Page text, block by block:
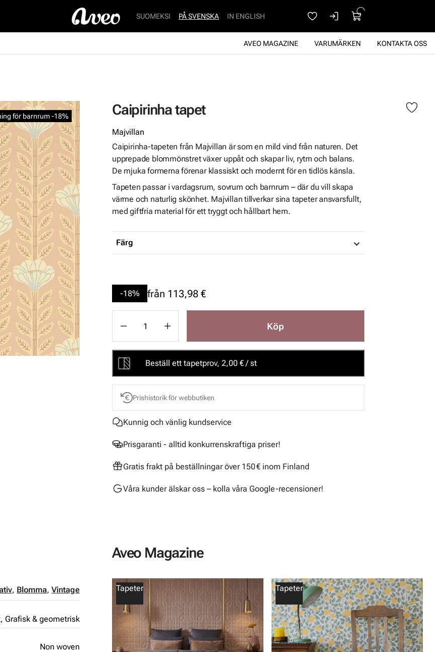
KONTAKTA OSS
VARUMÄRKEN
AVEO MAGAZINE
SUOMEKSI PÅ SVENSKA IN ENGLISH
Caipirinha tapet
för barnrum -18%
Majvillan
Caipirinha-tapeten från Majvillan är som en mild vind från naturen. Det
upprepade blommönstret växer uppåt och skapar liv, rytm och balans.
De mjuka formerna förenar klassiskt och modernt för en tidlös känsla.
Tapeten passar i vardagsrum, sovrum och barnrum – där du vill skapa
värme och naturlig skönhet. Majvillan tillverkar sina tapeter ansvarsfullt,
med giftfria material för ett tryggt och hållbart hem.
Färg
-18% från 113,98 €
Köp
Beställ ett tapetprov, 2,00 € / st
Prishistorik för webbutiken
Kunnig och vänlig kundservice
Prisgaranti - alltid konkurrenskraftiga priser!
Gratis frakt på beställningar över 150 € inom Finland
Våra kunder älskar oss – kolla våra Google-recensioner!
, Blomma, Vintage
Grafisk & geometrisk
Non woven
Aveo Magazine
Tapeter Tapeter